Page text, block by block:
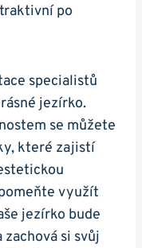
po
specialistů
jezírko.
se můžete
které zajistí
využít
jezírko bude
‍si svůj